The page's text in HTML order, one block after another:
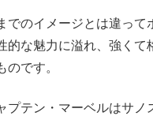
でのイメージとは違って
的な魅力に溢れ、強くて
のです。
プテン・マーベルはサノ